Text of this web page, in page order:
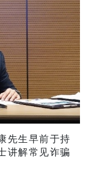
先生早前于持
讲解常见诈骗